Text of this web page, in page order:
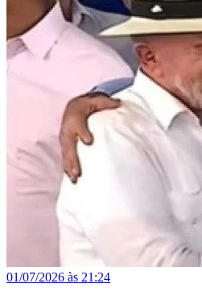
01/07/2026 às 21:24